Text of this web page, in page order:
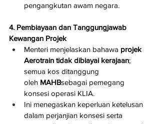
pengangkutan awam negara.
4. Pembiayaan dan Tanggungjawab
Kewangan Projek
Menteri menjelaskan bahawa projek
Aerotrain tidak dibiayai kerajaan;
semua kos ditanggung
oleh MAHBsebagai pemegang
konsesi operasi KLIA.
Ini menegaskan keperluan ketelusan
dalam perjanjian konsesi serta